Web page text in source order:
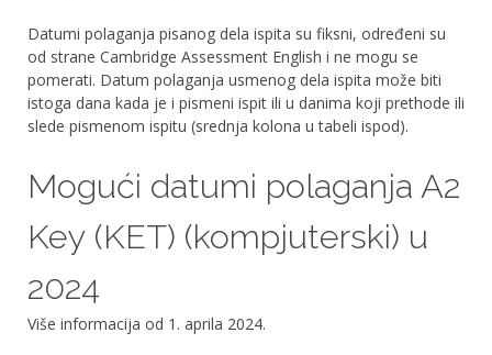
Datumi polaganja pisanog dela ispita su fiksni, određeni su
od strane Cambridge Assessment English i ne mogu se
pomerati. Datum polaganja usmenog dela ispita može biti
istoga dana kada je i pismeni ispit ili u danima koji prethode ili
slede pismenom ispitu (srednja kolona u tabeli ispod).
Mogući datumi polaganja A2
Key (KET) (kompjuterski) u
2024
Više informacija od 1. aprila 2024.